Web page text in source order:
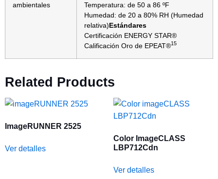
ambientales
Temperatura: de 50 a 86 ºF
Humedad: de 20 a 80% RH (Humedad
relativa)Estándares
Certificación ENERGY STAR®
Calificación Oro de EPEAT®15
Related Products
ImageRUNNER 2525
Ver detalles
Color ImageCLASS
LBP712Cdn
Ver detalles